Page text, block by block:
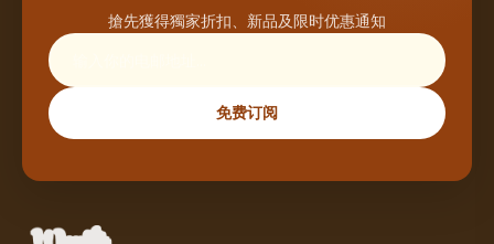
搶先獲得獨家折扣、新品及限时优惠通知
免费订阅